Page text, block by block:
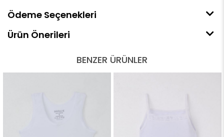
Ödeme Seçenekleri
Ürün Önerileri
BENZER ÜRÜNLER